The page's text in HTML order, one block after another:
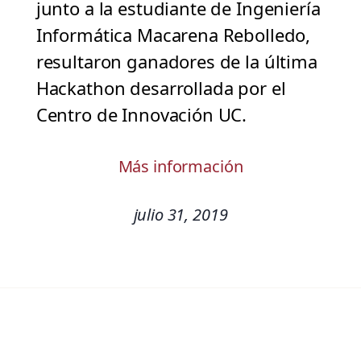
junto a la estudiante de Ingeniería
Informática Macarena Rebolledo,
resultaron ganadores de la última
Hackathon desarrollada por el
Centro de Innovación UC.
Más información
julio 31, 2019